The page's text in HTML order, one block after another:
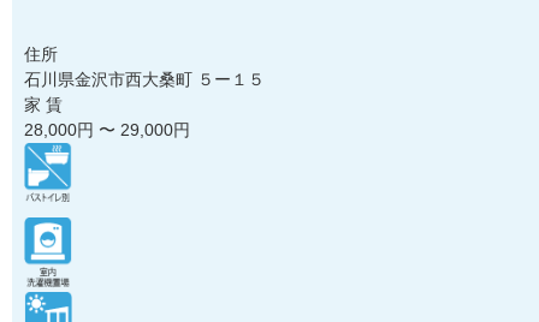
住所
石川県金沢市西大桑町 ５ー１５
家 賃
28,000円 〜 29,000円